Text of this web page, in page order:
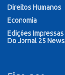
Direitos Humanos
Economia
Edições Impressas
Do Jornal 25 News